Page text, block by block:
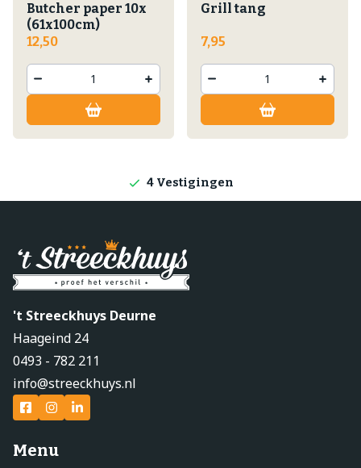
Butcher paper 10x
(61x100cm)
12,50
Grill tang
7,95
Lokale producten
4 Vestigingen
't Streeckhuys Deurne
Haageind 24
0493 - 782 211
info@streeckhuys.nl
Menu